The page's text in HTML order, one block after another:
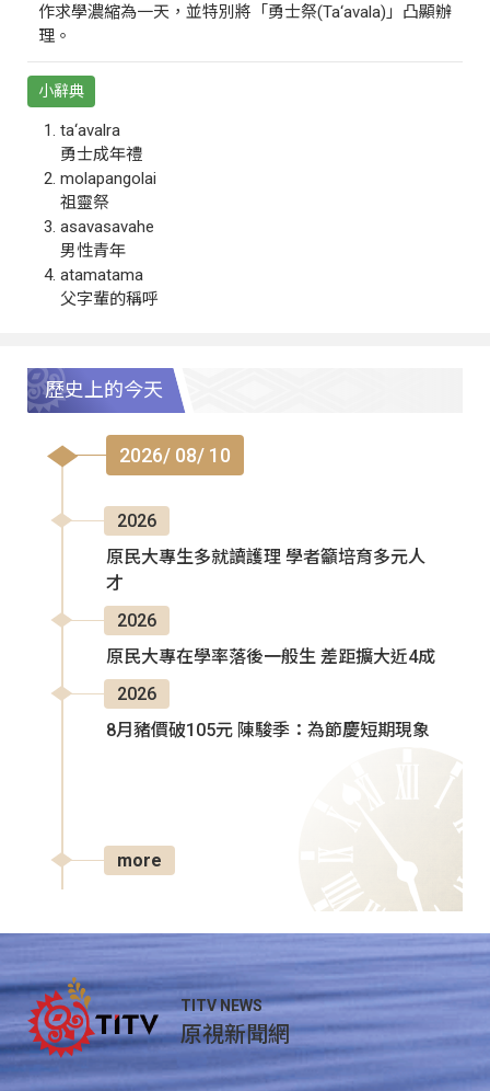
作求學濃縮為一天，並特別將「勇士祭(Ta‘avala)」凸顯辦
理。
小辭典
ta‘avalra
勇士成年禮
molapangolai
祖靈祭
asavasavahe
男性青年
atamatama
父字輩的稱呼
歷史上的今天
2026/ 08/ 10
2026
原民大專生多就讀護理 學者籲培育多元人
才
2026
原民大專在學率落後一般生 差距擴大近4成
2026
8月豬價破105元 陳駿季：為節慶短期現象
more
TITV NEWS
原視新聞網